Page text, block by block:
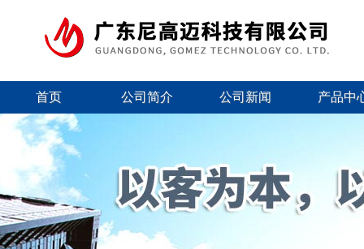
首页 公司简介 公司新闻 产品中